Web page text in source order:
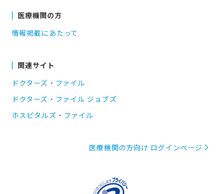
医療機関の方
情報掲載にあたって
関連サイト
ドクターズ・ファイル
ドクターズ・ファイル ジョブズ
ホスピタルズ・ファイル
医療機関の方向け ログインページ